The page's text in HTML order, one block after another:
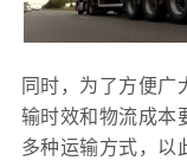
同时，为了方便广
输时效和物流成本
多种运输方式，以